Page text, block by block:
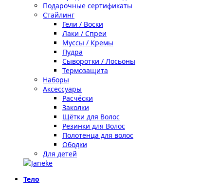
Подарочные сертификаты
Стайлинг
Гели / Воски
Лаки / Спреи
Муссы / Кремы
Пудра
Сыворотки / Лосьоны
Термозащита
Наборы
Аксессуары
Расчёски
Заколки
Щётки для Волос
Резинки для Волос
Полотенца для волос
Ободки
Для детей
Тело